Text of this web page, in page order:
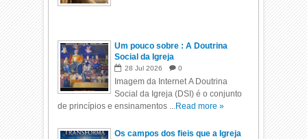
Um pouco sobre : A Doutrina
Social da Igreja
28 Jul 2026 0
Imagem da Internet A Doutrina
Social da Igreja (DSI) é o conjunto
de princípios e ensinamentos ...Read more »
Os campos dos fieis que a Igreja